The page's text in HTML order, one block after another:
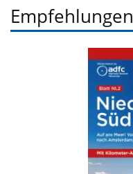
Empfehlungen